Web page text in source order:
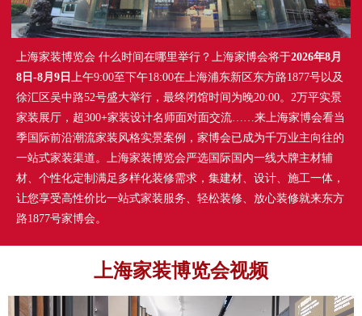
上海家装博览会 什么时间在哪里举行？上海家博会将于2026年8月
8日-8月9日
上午9:00至下午18:00在上海浦东新区东方路1877号以及
徐汇区吴中路52号盛大举行，最终闭馆时间为晚20:00。2万平实景
家装展厅，超300+家装设计名师面对面交流……来上海家博会看当
季国际前沿潮流家装风格实景案例，家博会已成为千万业主向往的
一站式家装渠道。上海家装博览会严选国际国内一线大牌主材辅
材、个性化定制满足多样化装修需求，集建材、设计、施工一体，
让您享受高性价比一站式家装服务、轻松装修、放心装修就来东方
路1877号家博会。
上海家装博览会视频